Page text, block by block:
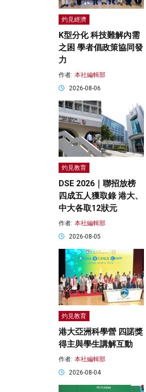
灼見經濟
K型分化 科技難解內需
之困 學者倡政策協同發
力
作者: 本社編輯部
2026-08-06
灼見教育
DSE 2026｜聯招放榜
四成五人獲取錄 港大、
中大各取12狀元
作者: 本社編輯部
2026-08-05
灼見教育
港大亞洲科學營 四諾獎
得主與學生講解互動
作者: 本社編輯部
2026-08-04